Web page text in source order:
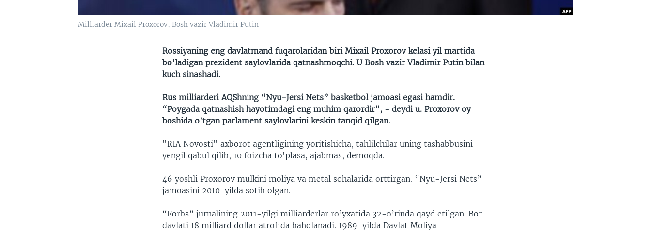
Milliarder Mixail Proxorov, Bosh vazir Vladimir Putin
Rossiyaning eng davlatmand fuqarolaridan biri Mixail Proxorov kelasi yil martida
bo’ladigan prezident saylovlarida qatnashmoqchi. U Bosh vazir Vladimir Putin bilan
kuch sinashadi.
Rus milliarderi AQShning “Nyu-Jersi Nets” basketbol jamoasi egasi hamdir.
“Poygada qatnashish hayotimdagi eng muhim qarordir”, - deydi u. Proxorov oy
boshida o’tgan parlament saylovlarini keskin tanqid qilgan.
"RIA Novosti" axborot agentligining yoritishicha, tahlilchilar uning tashabbusini
yengil qabul qilib, 10 foizcha to'plasa, ajabmas, demoqda.
46 yoshli Proxorov mulkini moliya va metal sohalarida orttirgan. “Nyu-Jersi Nets”
jamoasini 2010-yilda sotib olgan.
“Forbs” jurnalining 2011-yilgi milliarderlar ro’yxatida 32-o’rinda qayd etilgan. Bor
davlati 18 milliard dollar atrofida baholanadi. 1989-yilda Davlat Moliya